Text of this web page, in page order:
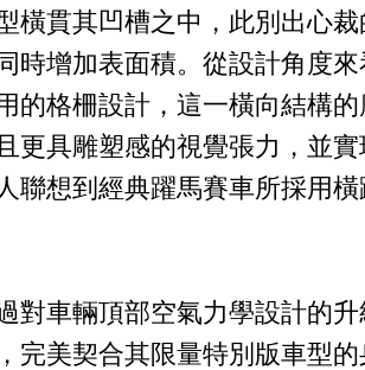
橫貫其凹槽之中，此別出心
時增加表面積。從設計角度
的格柵設計，這一橫向結構
更具雕塑感的視覺張力，並
聯想到經典躍馬賽車所採用
對車輛頂部空氣力學設計的
完美契合其限量特別版車型